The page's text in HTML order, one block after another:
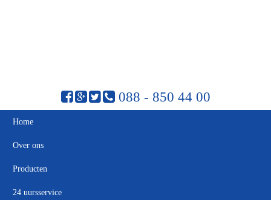
088 - 850 44 00
Home
Over ons
Producten
24 uursservice